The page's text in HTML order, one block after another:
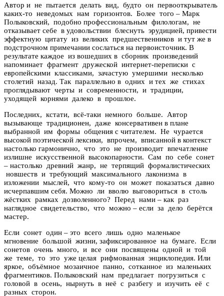
Автор и не пытается делать вид, будто он первооткрыватель
каких-то неведомых нам горизонтов. Более того – Марк
Полыковский, подобно профессиональным филологам, не
отказывает себе в удовольствии блеснуть эрудицией, привести
эффектную цитату из великих предшественников и тут же в
подстрочном примечании сослаться на первоисточник. В
результате каждое из вошедших в сборник произведений
напоминает фрагмент дружеской интернет-переписки с
европейскими классиками, зачастую умершими несколько
столетий назад. Так параллельно в одних и тех же стихах
проглядывают черты и современности, и традиции,
уходящей корнями далеко в прошлое.
Последних, кстати, всё-таки немного больше. Автор
вызывающе традиционен, даже консервативен в плане
выбранной им формы общения с читателем. Не чурается
высокой поэтической лексики, впрочем, вписанной в контекст
настолько гармонично, что это не производит впечатление
излишне искусственной высокопарности. Сам по себе сонет
– настолько древний жанр, не терпящий формалистических
новшеств и требующий максимального лаконизма в
изложении мыслей, что кому-то он может показаться давно
исчерпавшим себя. Можно ли вволю выговориться в столь
жёстких рамках дозволенного? Перед нами – как раз
наглядное свидетельство, что можно – если за дело берётся
мастер.
Если сонет один – это всего лишь одно маленькое
мгновение большой жизни, зафиксированное на бумаге. Если
сонетов очень много, и все они посвящены одной и той
же теме, то это уже целая рифмованная энциклопедия. Или
яркое, объёмное мозаичное панно, сотканное из маленьких
фрагментиков. Полыковский нам предлагает погрузиться с
головой в осень, нырнуть в неё с разбегу и изучить её с
разных сторон.